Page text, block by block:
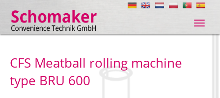
ein-/
CFS Meatball rolling machine
type BRU 600